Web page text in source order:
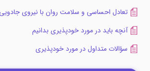
تعادل احساسی و سلامت روان با نیروی
آنچه باید در مورد خودپذیری بدانیم
سؤالات متداول در مورد خودپذیری